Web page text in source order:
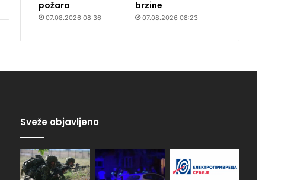
požara
07.08.2026 08:36
brzine
07.08.2026 08:23
Sveže objavljeno